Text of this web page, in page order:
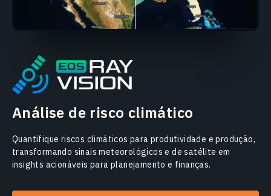
Análise de risco climático
Quantifique riscos climáticos para produtividade e produção,
transformando sinais meteorológicos e de satélite em
insights acionáveis para planejamento e finanças.